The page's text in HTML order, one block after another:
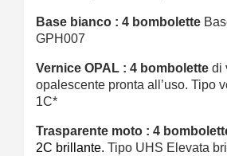
Base bianco : 4 bombolette
GPH007
Vernice OPAL : 4 bombolette di
opalescente pronta all’uso. Tipo
1C*
Trasparente moto : 4
2C brillante. Tipo UHS Elevata